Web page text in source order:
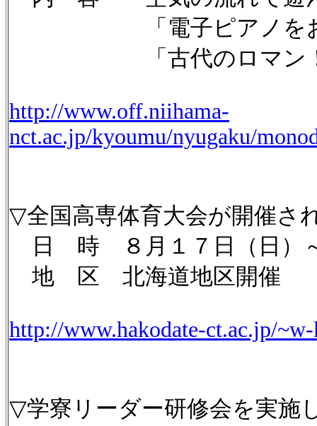
「電子ピアノをおひ
「古代のロマン！青
http://www.off.niihama-
nct.ac.jp/kyoumu/nyugaku/
▽全国高専体育大会が開催さ
日 時 ８月１７日（日）
地 区 北海道地区開催
http://www.hakodate-ct.ac.jp/
▽学寮リーダー研修会を実施